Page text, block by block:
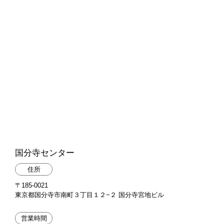
国分寺センター
住所
〒185-0021
東京都国分寺市南町３丁目１２−２ 国分寺宮地ビル
営業時間